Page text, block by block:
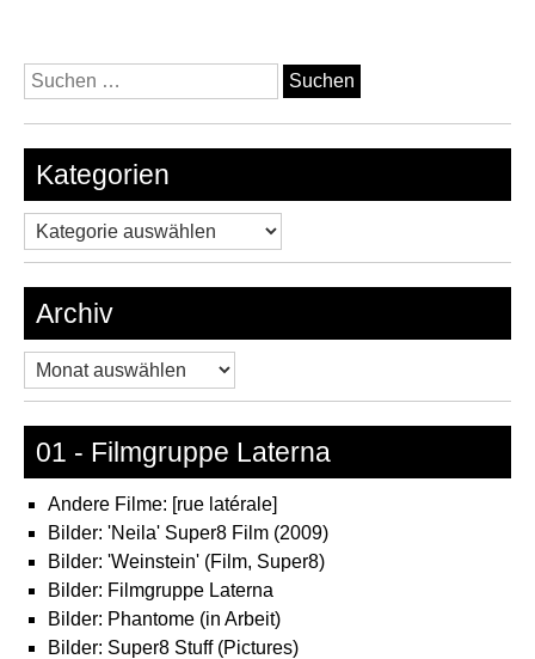
Suchen
nach:
Kategorien
Kategorien
Archiv
Archiv
01 - Filmgruppe Laterna
Andere Filme: [rue latérale]
Bilder: 'Neila' Super8 Film (2009)
Bilder: 'Weinstein' (Film, Super8)
Bilder: Filmgruppe Laterna
Bilder: Phantome (in Arbeit)
Bilder: Super8 Stuff (Pictures)